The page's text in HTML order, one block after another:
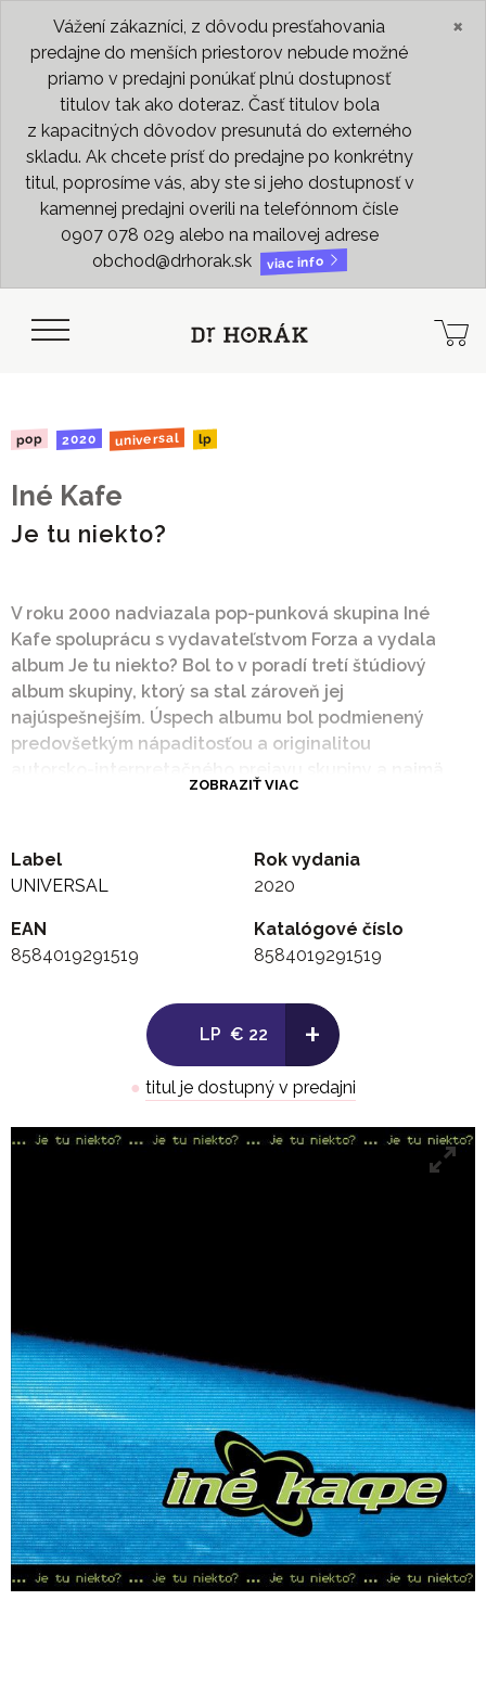
Vážení zákazníci, z dôvodu presťahovania
predajne do menších priestorov nebude možné
priamo v predajni ponúkať plnú dostupnosť
titulov tak ako doteraz. Časť titulov bola
z kapacitných dôvodov presunutá do externého
skladu. Ak chcete prísť do predajne po konkrétny
titul, poprosíme vás, aby ste si jeho dostupnosť v
kamennej predajni overili na telefónnom čísle
0907 078 029 alebo na mailovej adrese
obchod@drhorak.sk
viac info
×
pop 2020 universal lp
Iné Kafe
Je tu niekto?
V roku 2000 nadviazala pop-punková skupina Iné
Kafe spoluprácu s vydavateľstvom Forza a vydala
album Je tu niekto? Bol to v poradí tretí štúdiový
album skupiny, ktorý sa stal zároveň jej
najúspešnejším. Úspech albumu bol podmienený
predovšetkým nápaditosťou a originalitou
jej lídra Vratka Rohoňa, ako aj výraznou podporou
Slovensku. Album sa stal platinový, dosiahol predaj
vyše 30.000 kópií a priniesol niekoľko veľkých hitov
prirodzené, že po 20 rokoch sa dostáva na trh aj vo
vinylovej reedícii, ktorá vychádza vo vydavateľstve
„Tento rok má album neuveriteľných 20 rokov, tak si
ho opäť pripomíname vydaním nielen na CD, ale aj
vystrelil do A scény. Myslím, že skalní a zberatelia sa
potešia, lebo je to prvý album v histórii našej kapely,
„Keď vyšiel singel Ráno, hudobné televízie ho museli
ZOBRAZIŤ VIAC
Label
UNIVERSAL
Rok vydania
2020
EAN
8584019291519
Katalógové číslo
8584019291519
LP € 22 +
● titul je dostupný v predajni